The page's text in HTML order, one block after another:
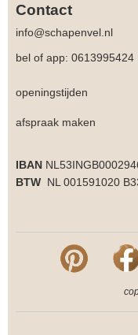
Contact
info@schapenvel.nl
bel of app: 0613995424
openingstijden
afspraak maken
IBAN
BTW NL 001591020